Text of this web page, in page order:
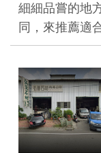
細細品嘗的地
同，來推薦適